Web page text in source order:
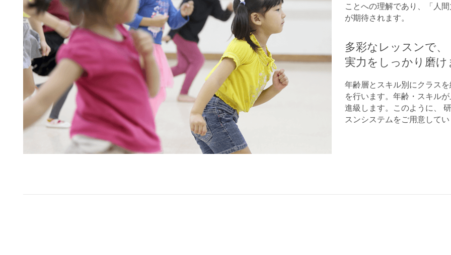
ことへの理解であり、「人
が期待されます。
多彩なレッスンで、
実力をしっかり磨け
年齢層とスキル別にクラス
を行います。年齢・スキル
進級します。このように、
スンシステムをご用意して